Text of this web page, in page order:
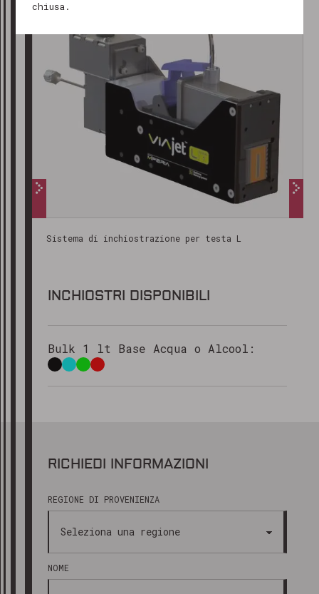
chiusa.
Sistema di inchiostrazione per testa L
INCHIOSTRI DISPONIBILI
Bulk 1 lt Base Acqua o Alcool:
RICHIEDI INFORMAZIONI
REGIONE DI PROVENIENZA
NOME
restiamo a tua disposizione!
Cordiali saluti
Il team di Marking Products